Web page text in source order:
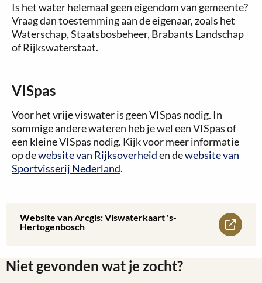
Is het water helemaal geen eigendom van gemeente?
Vraag dan toestemming aan de eigenaar, zoals het
Waterschap, Staatsbosbeheer, Brabants Landschap
of Rijkswaterstaat.
VISpas
Voor het vrije viswater is geen VISpas nodig. In
sommige andere wateren heb je wel een VISpas of
een kleine VISpas nodig. Kijk voor meer informatie
op dewebsite van Rijksoverheiden dewebsite van
Sportvisserij Nederland.
Website van Arcgis: Viswaterkaart 's-
Hertogenbosch
Lees
over
Niet gevonden wat je zocht?